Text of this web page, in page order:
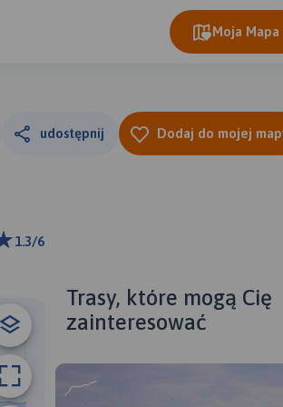
Moja Mapa
udostępnij Dodaj do mojej
1.3/6
Trasy, które mogą Cię
zainteresować